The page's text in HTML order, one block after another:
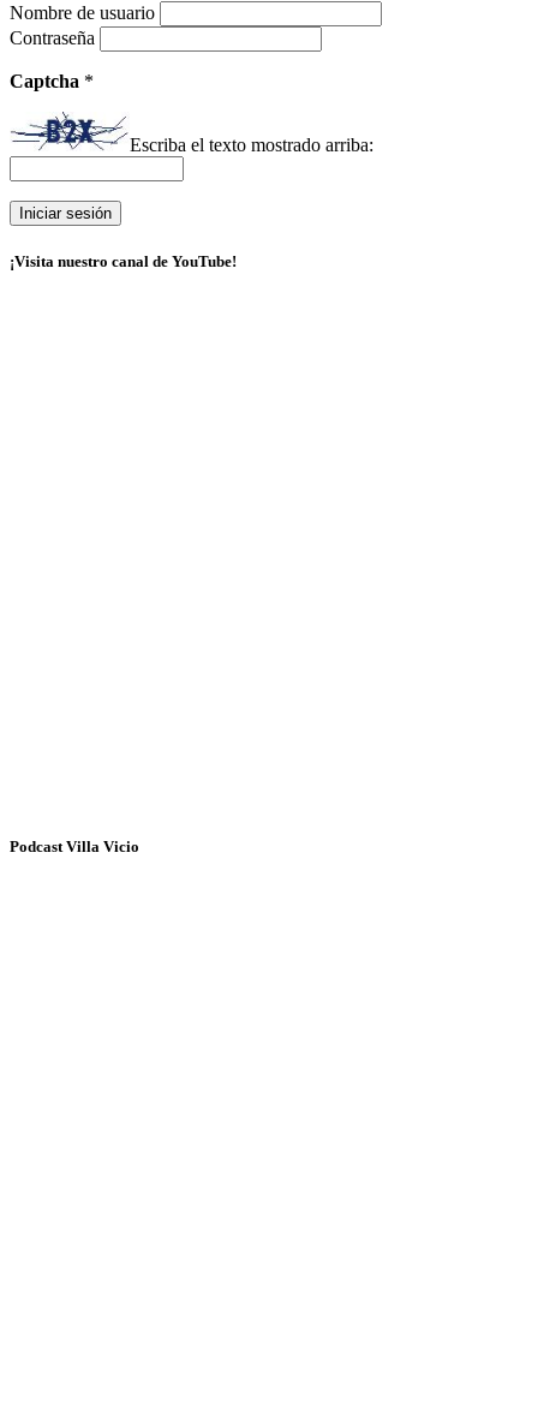
Nombre de usuario
Contraseña
Captcha *
Escriba el texto mostrado arriba:
¡Visita nuestro canal de YouTube!
Podcast Villa Vicio